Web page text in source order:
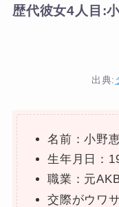
歴代彼女4人目:
出典:
名前：小野
生年月日：
職業：元
交際がウワ